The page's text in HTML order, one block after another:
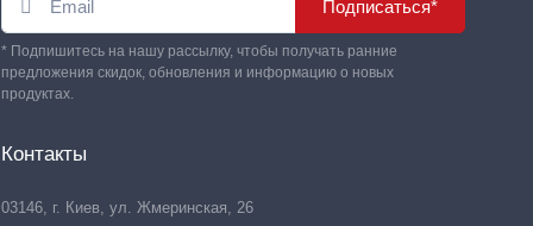
Подписаться*
* Подпишитесь на нашу рассылку, чтобы получать ранние
предложения скидок, обновления и информацию о новых
продуктах.
Контакты
03146, г. Киев, ул. Жмеринская, 26